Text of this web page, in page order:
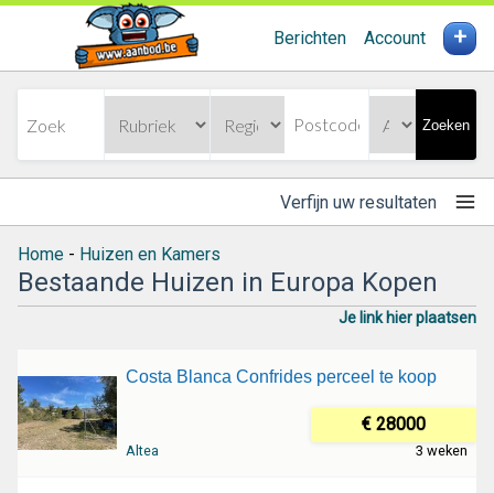
Berichten Account +
Zoeken
Verfijn uw resultaten
Home - Huizen en Kamers
Bestaande Huizen in Europa Kopen
Je link hier plaatsen
Costa Blanca Confrides perceel te koop
€ 28000
Altea 3 weken